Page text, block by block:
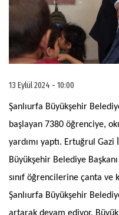
13 Eylül 2024 - 10:00
Şanlıurfa Büyükşehir
başlayan 7380 öğrenciye,
yardımı yaptı. Ertuğrul Gazi
Büyükşehir Belediye
sınıf öğrencilerine çanta ve
Şanlıurfa Büyükşehir